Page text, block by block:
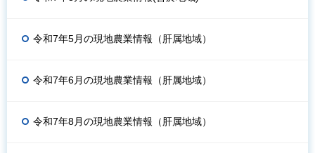
令和7年5月の現地農業情報（肝属地域）
令和7年6月の現地農業情報（肝属地域）
令和7年8月の現地農業情報（肝属地域）